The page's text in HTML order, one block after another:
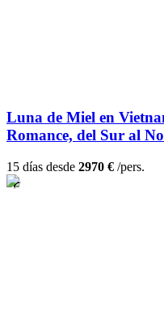
Luna de Miel en
Romance, del Sur al
15 días desde 2970 € /pers.